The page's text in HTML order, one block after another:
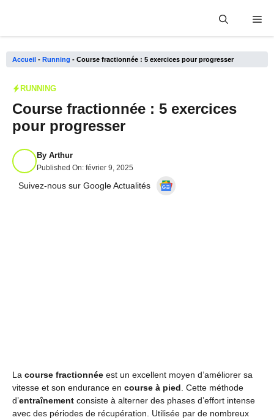
Accueil - Running - Course fractionnée : 5 exercices pour progresser
RUNNING
Course fractionnée : 5 exercices
pour progresser
By Arthur
Published On: février 9, 2025
Suivez-nous sur Google Actualités
La course fractionnée est un excellent moyen d’améliorer sa
vitesse et son endurance en course à pied . Cette méthode
d’entraînement consiste à alterner des phases d’effort intense
avec des périodes de récupération. Utilisée par de nombreux